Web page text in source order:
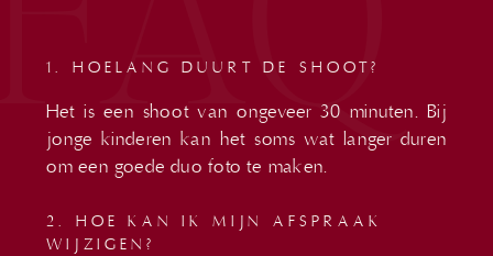
2. HOE KAN IK MIJN AFSPRAAK
WIJZIGEN?
Het is een shoot van ongeveer 30 minuten. Bij
jonge kinderen kan het soms wat langer duren
om een goede duo foto te maken.
1. HOELANG DUURT DE SHOOT?